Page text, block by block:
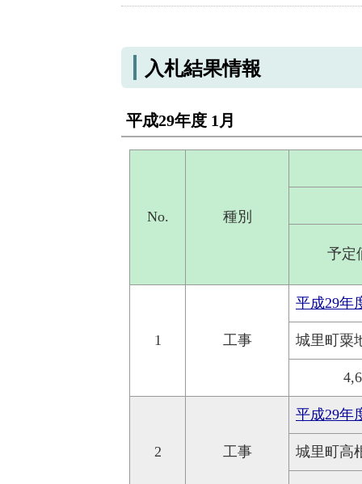
入札結果情報
平成29年度 1月
No. 種別
予定
1 工事
平成29年
城里町粟
2 工事
平成29年
城里町高